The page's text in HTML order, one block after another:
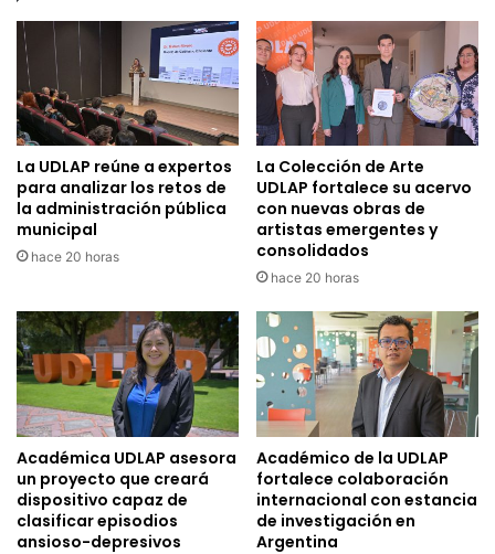
La UDLAP reúne a expertos
para analizar los retos de
la administración pública
municipal
hace 20 horas
La Colección de Arte
UDLAP fortalece su acervo
con nuevas obras de
artistas emergentes y
consolidados
hace 20 horas
Académica UDLAP asesora
un proyecto que creará
dispositivo capaz de
clasificar episodios
ansioso-depresivos
Académico de la UDLAP
fortalece colaboración
internacional con estancia
de investigación en
Argentina